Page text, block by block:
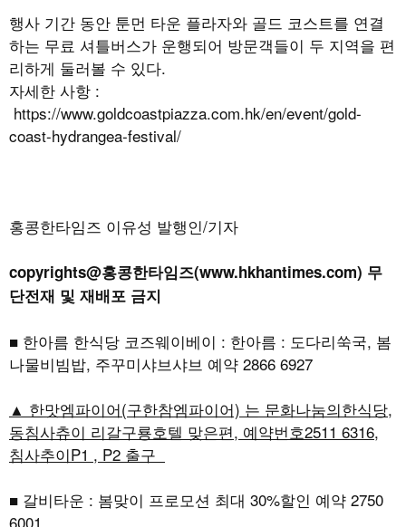
행사 기간 동안 툰먼 타운 플라자와 골드 코스트를 연결
하는 무료 셔틀버스가 운행되어 방문객들이 두 지역을 편
리하게 둘러볼 수 있다.
자세한 사항 :
https://www.goldcoastpiazza.com.hk/en/event/gold-
coast-hydrangea-festival/
홍콩한타임즈 이유성 발행인/기자
copyrights@홍콩한타임즈(www.hkhantimes.com) 무
단전재 및 재배포 금지
■ 한아름 한식당 코즈웨이베이 : 한아름 : 도다리쑥국, 봄
나물비빔밥, 주꾸미샤브샤브 예약 2866 6927
▲ 한맛엠파이어(구한참엠파이어) 는 문화나눔의한식당,
동침사츄이 리갈구룡호텔 맞은편, 예약번호2511 6316,
침사추이P1 , P2 출구
■ 갈비타운 : 봄맞이 프로모션 최대 30%할인 예약 2750
6001